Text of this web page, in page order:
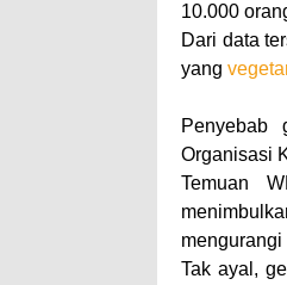
10.000
Dari data
yang
Penyebab
Organisasi
Temuan
Tak ayal,